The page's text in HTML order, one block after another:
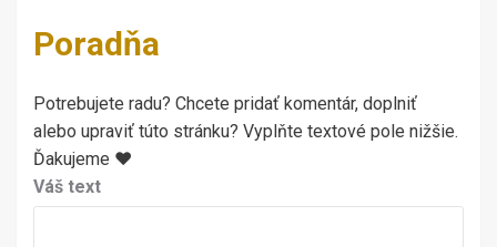
Poradňa
Potrebujete radu? Chcete pridať komentár, doplniť
alebo upraviť túto stránku? Vyplňte textové pole nižšie.
Ďakujeme ♥
Váš text